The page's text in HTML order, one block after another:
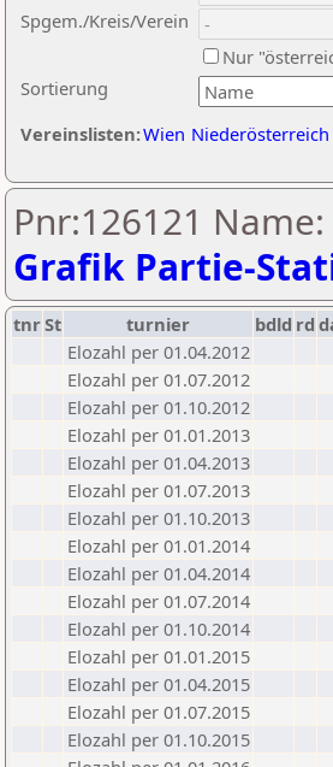
Sortierung
Spgem./Kreis/Verein
Nur
Vereinslisten:Wien Niederösterreich
Pnr:126121
Grafik Partie-
tnrSt turnier bdld rd
Elozahl per 01.04.2012
Elozahl per 01.07.2012
Elozahl per 01.10.2012
Elozahl per 01.01.2013
Elozahl per 01.04.2013
Elozahl per 01.07.2013
Elozahl per 01.10.2013
Elozahl per 01.01.2014
Elozahl per 01.04.2014
Elozahl per 01.07.2014
Elozahl per 01.10.2014
Elozahl per 01.01.2015
Elozahl per 01.04.2015
Elozahl per 01.07.2015
Elozahl per 01.10.2015